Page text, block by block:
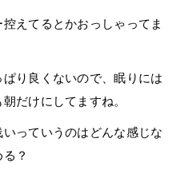
控えてるとかおっしゃってま
ぱり良くないので、眠りには
だけにしてますね。
いっていうのはどんな感じな
？